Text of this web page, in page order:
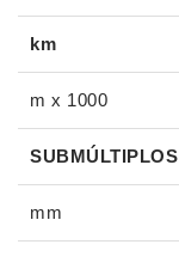
km
m x 1000
SUBMÚLTIPLOS
mm